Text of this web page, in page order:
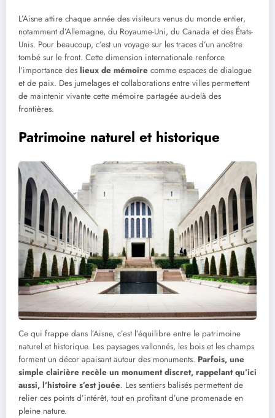
L’Aisne attire chaque année des visiteurs venus du monde entier,
notamment d’Allemagne, du Royaume-Uni, du Canada et des États-
Unis. Pour beaucoup, c’est un voyage sur les traces d’un ancêtre
tombé sur le front. Cette dimension internationale renforce
l’importance des lieux de mémoire comme espaces de dialogue
et de paix. Des jumelages et collaborations entre villes permettent
de maintenir vivante cette mémoire partagée au-delà des
frontières.
Patrimoine naturel et historique
Ce qui frappe dans l’Aisne, c’est l’équilibre entre le patrimoine
naturel et historique. Les paysages vallonnés, les bois et les champs
forment un décor apaisant autour des monuments. Parfois, une
simple clairière recèle un monument discret, rappelant qu’ici
aussi, l’histoire s’est jouée. Les sentiers balisés permettent de
relier ces points d’intérêt, tout en profitant d’une promenade en
pleine nature.